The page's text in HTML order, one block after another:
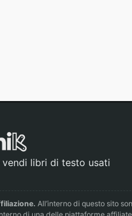
vendi libri di testo usati